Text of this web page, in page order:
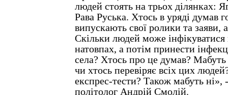
людей стоять на трьох ділянках:
Рава Руська. Хтось в уряді думав
випускають свої ролики та заяви,
Скільки людей може інфікуватися
натовпах, а потім принести
села? Хтось про це думав?
чи хтось перевіряє всіх цих
експрес-тести? Також мабуть
політолог Андрій Смолій.